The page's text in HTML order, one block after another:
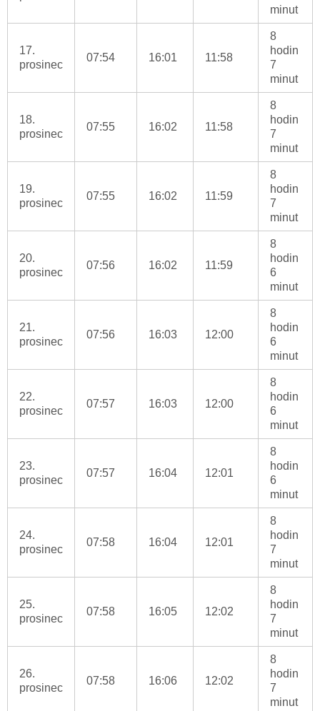
minut
17.
prosinec
07:54 16:01 11:58
8
hodin
7
minut
18.
prosinec
07:55 16:02 11:58
8
hodin
7
minut
19.
prosinec
07:55 16:02 11:59
8
hodin
7
minut
20.
prosinec
07:56 16:02 11:59
8
hodin
6
minut
21.
prosinec
07:56 16:03 12:00
8
hodin
6
minut
22.
prosinec
07:57 16:03 12:00
8
hodin
6
minut
23.
prosinec
07:57 16:04 12:01
8
hodin
6
minut
24.
prosinec
07:58 16:04 12:01
8
hodin
7
minut
25.
prosinec
07:58 16:05 12:02
8
hodin
7
minut
26.
prosinec
07:58 16:06 12:02
8
hodin
7
minut